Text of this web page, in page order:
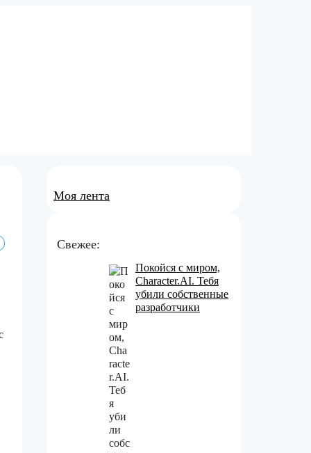
Моя лента
Свежее:
Покойся с миром,
Character.AI. Тебя
убили собственные
разработчики